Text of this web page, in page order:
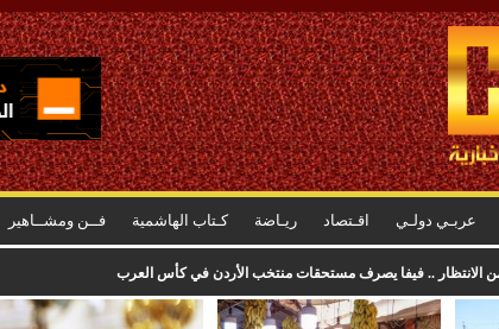
عربـي دولـي اقـتصاد ريـاضة كـتاب الهاشمية فــن ومشــاهير